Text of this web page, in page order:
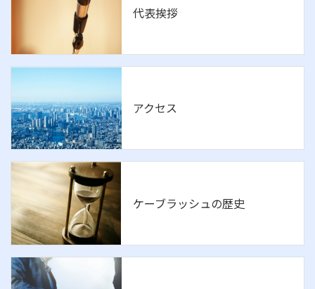
代表挨拶
アクセス
ケーブラッシュの歴史